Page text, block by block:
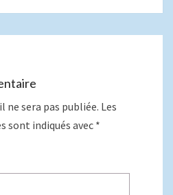
ne sera pas publiée. Les
sont indiqués avec *